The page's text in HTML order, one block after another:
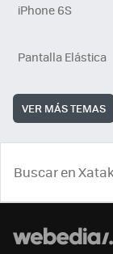
iPhone 6S
Pantalla Elástica
VER MÁS TEMAS